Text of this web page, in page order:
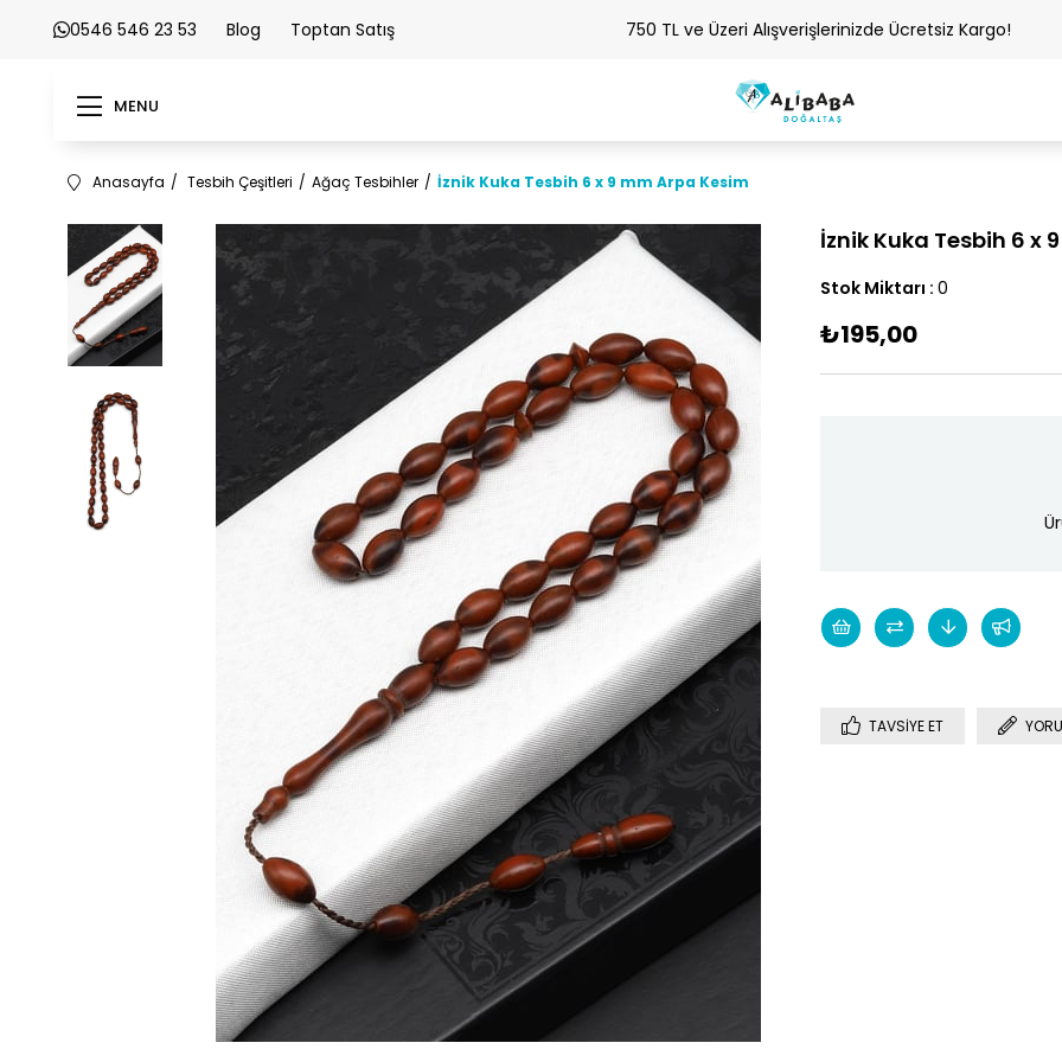
0546 546 23 53 Blog Toptan Satış 750 TL ve Üzeri Alışverişlerinizde Ücretsiz Kargo!
MENU
Anasayfa Tesbih Çeşitleri Ağaç Tesbihler İznik Kuka Tesbih 6 x 9 mm Arpa Kesim
İznik Kuka Tesbih 6 x
Stok Miktarı : 0
₺195,00
TAVSIYE ET